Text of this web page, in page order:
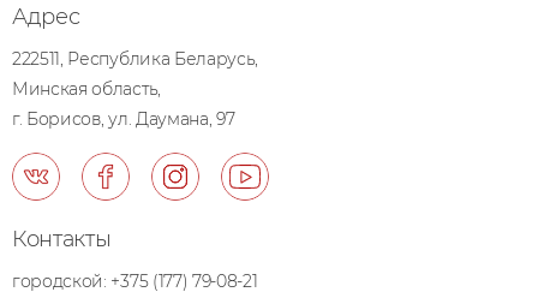
Адрес
222511, Республика Беларусь,
Минская область,
г. Борисов, ул. Даумана, 97
Контакты
городской: +375 (177) 79-08-21